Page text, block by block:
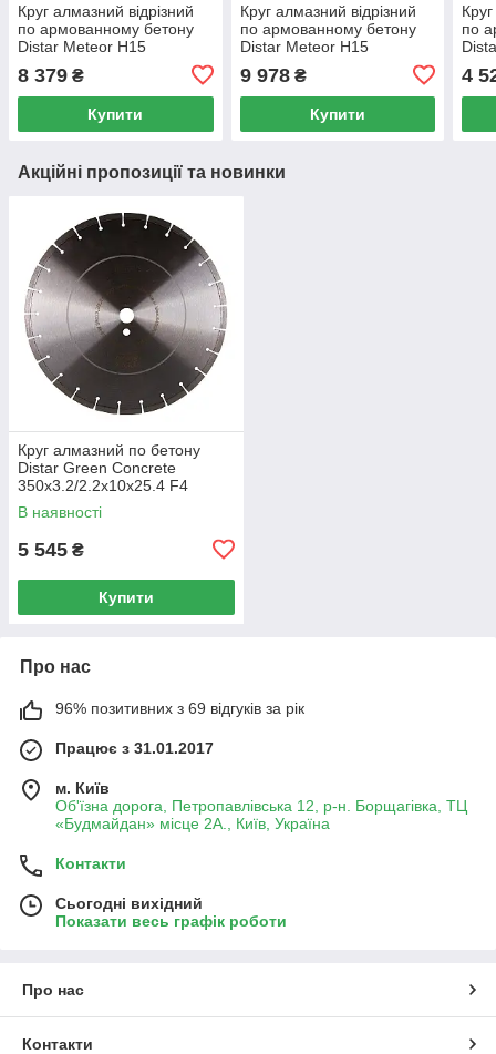
Круг алмазний відрізний
по армованному бетону
Distar Meteor H15
8 379 ₴
Купити
Круг алмазний відрізний
по армованному бетону
Distar Meteor H15
9 978₴
Купити
по
4
Акційні пропозиції та новинки
Круг алмазний по бетону
Distar Green Concrete
350x3.2/2.2x10x25.4 F4
В наявності
5 545 ₴
Купити
Про нас
96% позитивних з 69 відгуків за рік
Працює з 31.01.2017
м. Київ
Об'їзна дорога, Петропавлівська 12, р-н. Борщагівка, ТЦ
«Будмайдан» місце 2А., Київ, Україна
Контакти
Сьогодні вихідний
Показати весь графік роботи
Про нас
Контакти